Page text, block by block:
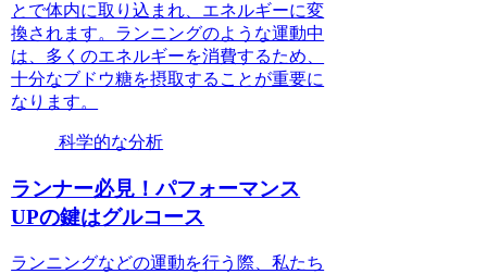
とで体内に取り込まれ、エネルギーに変
換されます。ランニングのような運動中
は、多くのエネルギーを消費するため、
十分なブドウ糖を摂取することが重要に
なります。
科学的な分析
ランナー必見！パフォーマンス
UPの鍵はグルコース
ランニングなどの運動を行う際、私たち